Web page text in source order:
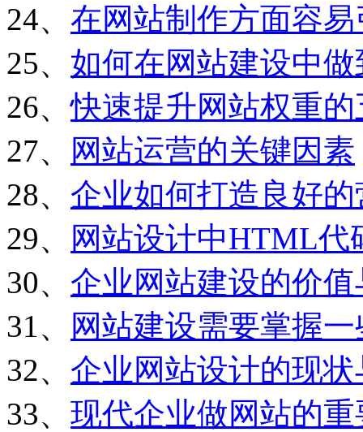
24、 在网站制作方面容
25、 如何在网站建设中
26、快速提升网站权重
27、
网站运营的关键因素
28、 企业如何打造良好
29、
网站设计中HTML代
30、 企业网站建设的价
31、
网站建设需要掌握
32、 企业网站设计的现
33、 现代企业做网站的重